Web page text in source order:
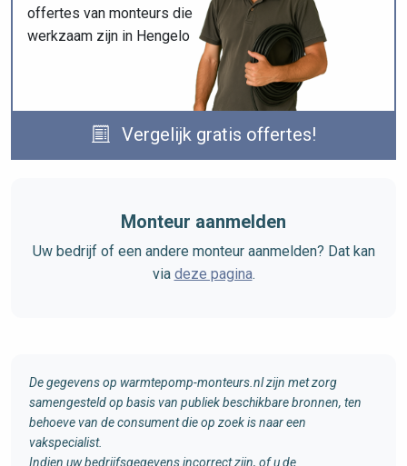
offertes van monteurs die
werkzaam zijn in Hengelo
Vergelijk gratis offertes!
Monteur aanmelden
Uw bedrijf of een andere monteur aanmelden? Dat kan
via deze pagina.
De gegevens op warmtepomp-monteurs.nl zijn met zorg
samengesteld op basis van publiek beschikbare bronnen, ten
behoeve van de consument die op zoek is naar een
vakspecialist.
Indien uw bedrijfsgegevens incorrect zijn, of u de